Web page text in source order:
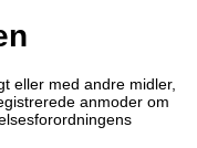
eller med andre midler,
anmoder om